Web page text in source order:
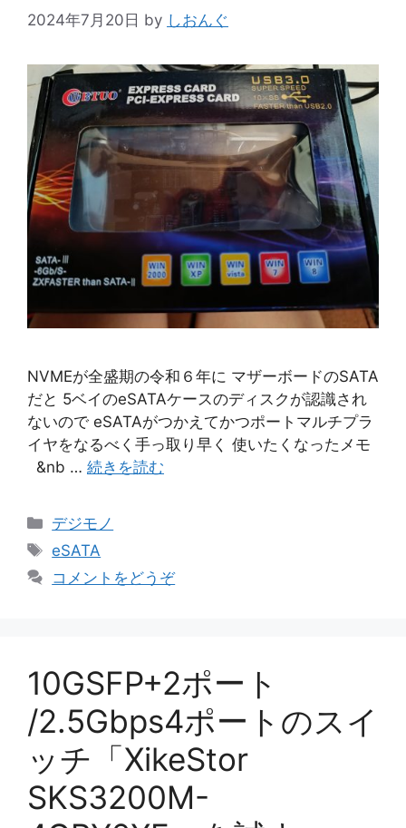
2024年7月20日 by しおんぐ
NVMEが全盛期の令和６年に マザーボードのSATA
だと 5ベイのeSATAケースのディスクが認識され
ないので eSATAがつかえてかつポートマルチプラ
イヤをなるべく手っ取り早く 使いたくなったメモ
&nb … 続きを読む
カ
テ
リ
デジモノ
タ
グ
eSATA
コメントをどうぞ
10GSFP+2ポート
/2.5Gbps4ポートのスイ
ッチ「XikeStor
SKS3200M-